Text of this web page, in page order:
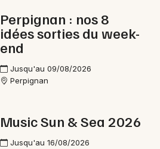
Perpignan : nos 8
idées sorties du week-
end
Jusqu'au 09/08/2026
Perpignan
Music Sun & Sea 2026
Jusqu'au 16/08/2026